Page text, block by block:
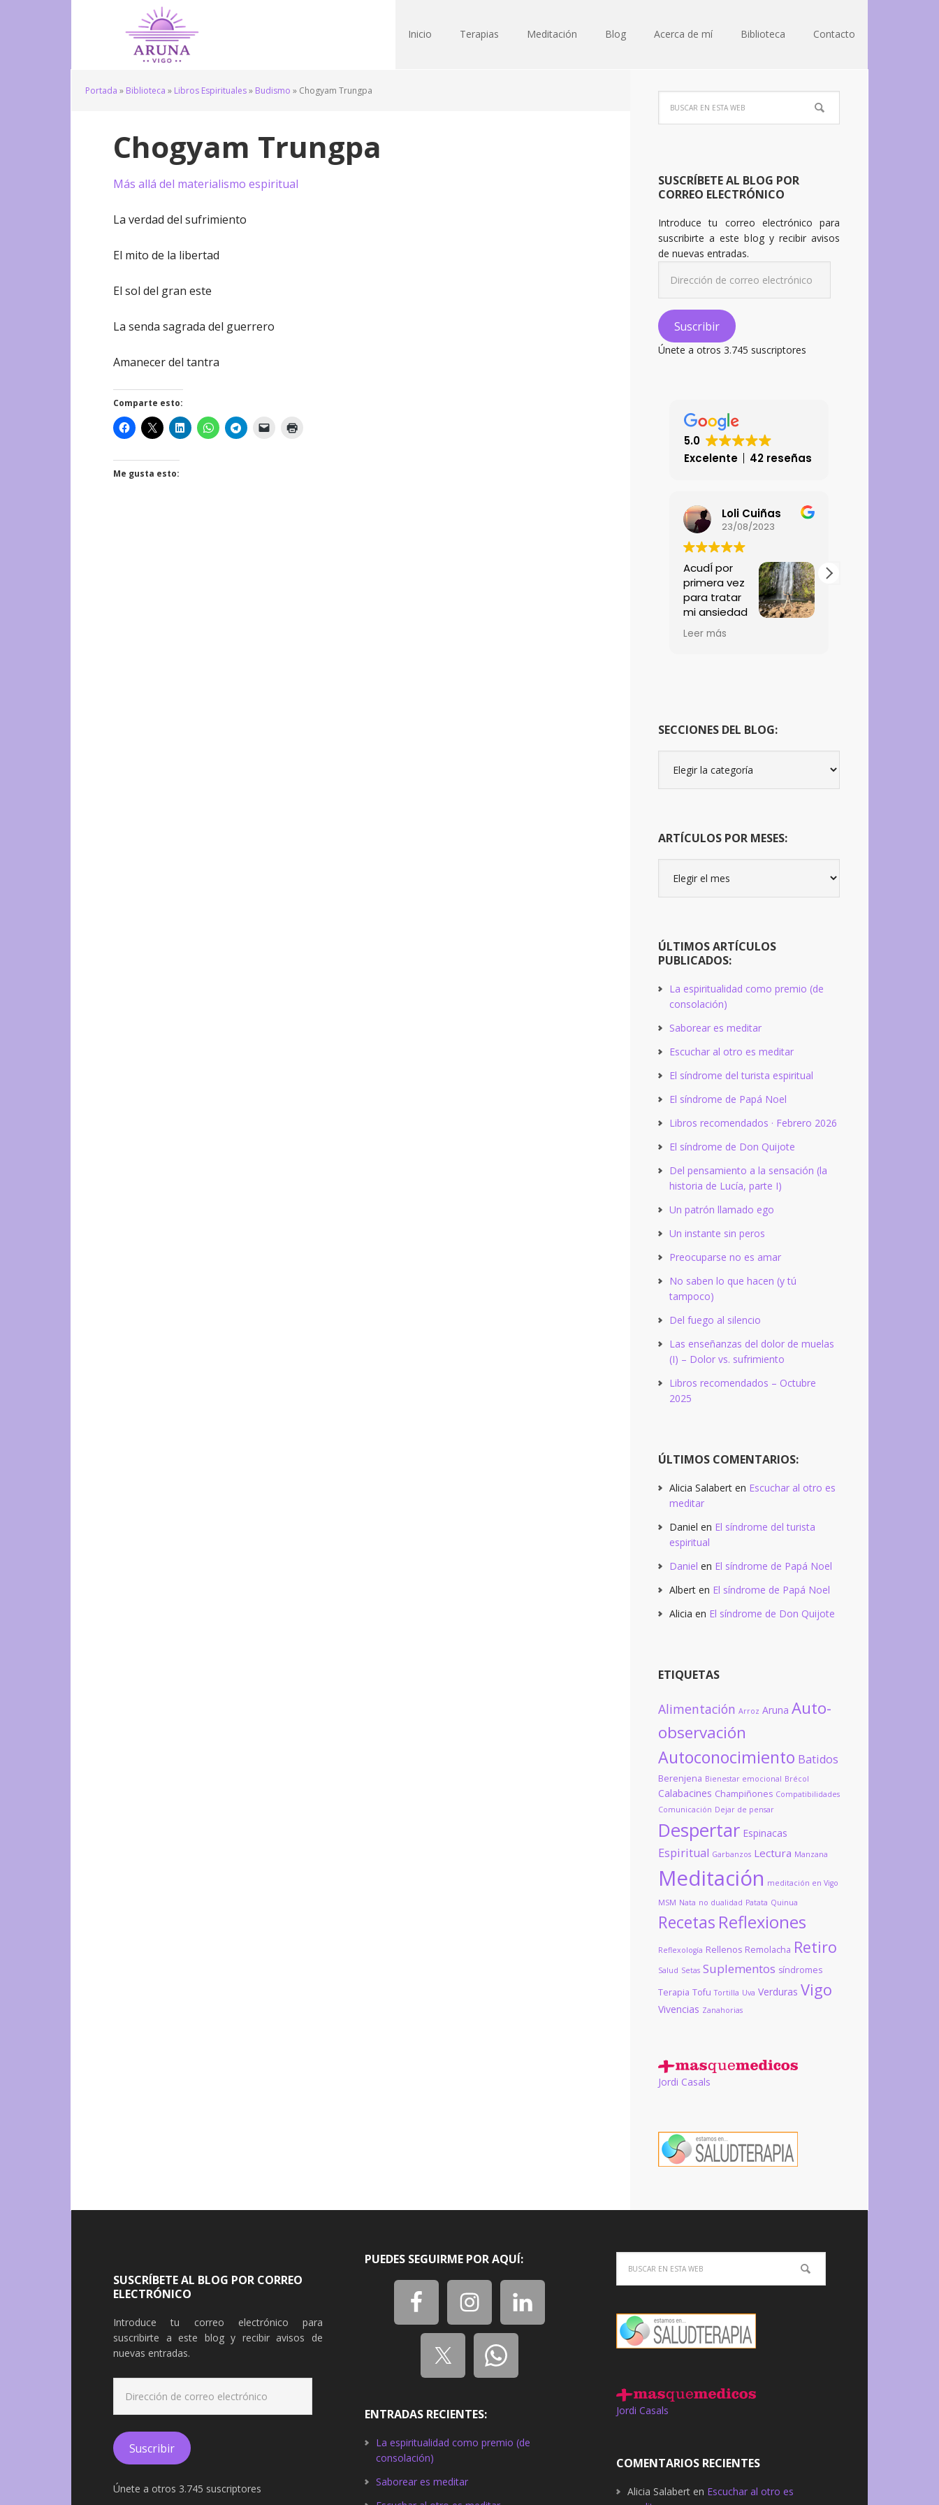
Inicio Terapias Meditación Blog Acerca de mí Biblioteca Contacto
Portada » Biblioteca » Libros Espirituales» Budismo » Chogyam Trungpa
Chogyam Trungpa
Más allá del materialismo espiritual
La verdad del sufrimiento
El mito de la libertad
El sol del gran este
La senda sagrada del guerrero
Amanecer del tantra
Comparte esto:
Me gusta esto:
SUSCRÍBETE AL BLOG POR
CORREO ELECTRÓNICO
Introduce tu correo electrónico para
suscribirte a este blog y recibir avisos
de nuevas entradas.
correo
electrónico
Suscribir
Únete a otros 3.745 suscriptores
5.0
Excelente
42 reseñas
Loli Cuiñas
23/08/2023
AcudÍ por
primera vez
para tratar
mi ansiedad
y tristeza. A
día de hoy no sólo he
Todo gracias a Jordi
Leer más
SECCIONES DEL BLOG:
Blog:
ARTÍCULOS POR MESES:
meses:
ÚLTIMOS ARTÍCULOS
PUBLICADOS:
La espiritualidad como premio (de
consolación)
Saborear es meditar
Escuchar al otro es meditar
El síndrome del turista espiritual
El síndrome de Papá Noel
Libros recomendados · Febrero 2026
El síndrome de Don Quijote
Del pensamiento a la sensación (la
historia de Lucía, parte I)
Un patrón llamado ego
Un instante sin peros
Preocuparse no es amar
No saben lo que hacen (y tú
tampoco)
Del fuego al silencio
Las enseñanzas del dolor de muelas
(I) – Dolor vs. sufrimiento
Libros recomendados – Octubre
2025
ÚLTIMOS COMENTARIOS:
Alicia Salabert en Escuchar al otro es
meditar
Daniel en El síndrome del turista
espiritual
Daniel en El síndrome de Papá Noel
Albert en El síndrome de Papá Noel
Alicia en El síndrome de Don Quijote
ETIQUETAS
Alimentación Arroz Aruna Auto-
observación
Autoconocimiento Batidos
Berenjena Bienestar emocional Brécol
Calabacines Champiñones Compatibilidades
Comunicación Dejar de pensar
Despertar Espinacas
Espiritual Garbanzos Lectura Manzana
Meditación meditación en Vigo
MSM Nata no dualidad Patata Quinua
Recetas Reflexiones
Reflexología Rellenos Remolacha Retiro
Salud Setas Suplementos síndromes
Terapia Tofu Tortilla Uva Verduras Vigo
Vivencias Zanahorias
Jordi Casals
SUSCRÍBETE AL BLOG POR CORREO
ELECTRÓNICO
Introduce tu correo electrónico para
suscribirte a este blog y recibir avisos de
nuevas entradas.
correo
electrónico
Suscribir
Únete a otros 3.745 suscriptores
PUEDES SEGUIRME POR AQUÍ:
ENTRADAS RECIENTES:
La espiritualidad como premio (de
consolación)
Saborear es meditar
Jordi Casals
COMENTARIOS RECIENTES
Alicia Salabert en Escuchar al otro es